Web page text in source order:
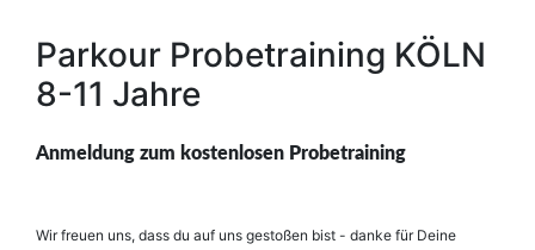
Parkour Probetraining KÖLN
8-11 Jahre
Anmeldung zum kostenlosen Probetraining
Wir freuen uns, dass du auf uns gestoßen bist - danke für Deine